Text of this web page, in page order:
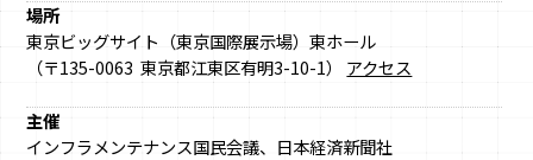
場所
東京ビッグサイト（東京国際展示場）東ホール
（〒135-0063 東京都江東区有明3-10-1） アクセス
主催
インフラメンテナンス国民会議、日本経済新聞社